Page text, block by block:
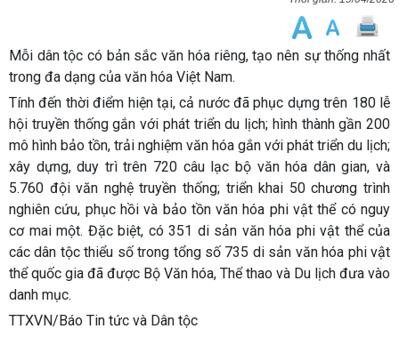
Mỗi dân tộc có bản sắc văn hóa riêng, tạo nên sự thống nhất
trong đa dạng của văn hóa Việt Nam.
Tính đến thời điểm hiện tại, cả nước đã phục dựng trên 180 lễ
hội truyền thống gắn với phát triển du lịch; hình thành gần 200
mô hình bảo tồn, trải nghiệm văn hóa gắn với phát triển du lịch;
xây dựng, duy trì trên 720 câu lạc bộ văn hóa dân gian, và
5.760 đội văn nghệ truyền thống; triển khai 50 chương trình
nghiên cứu, phục hồi và bảo tồn văn hóa phi vật thể có nguy
cơ mai một. Đặc biệt, có 351 di sản văn hóa phi vật thể của
các dân tộc thiểu số trong tổng số 735 di sản văn hóa phi vật
thể quốc gia đã được Bộ Văn hóa, Thể thao và Du lịch đưa vào
danh mục.
TTXVN/Báo Tin tức và Dân tộc